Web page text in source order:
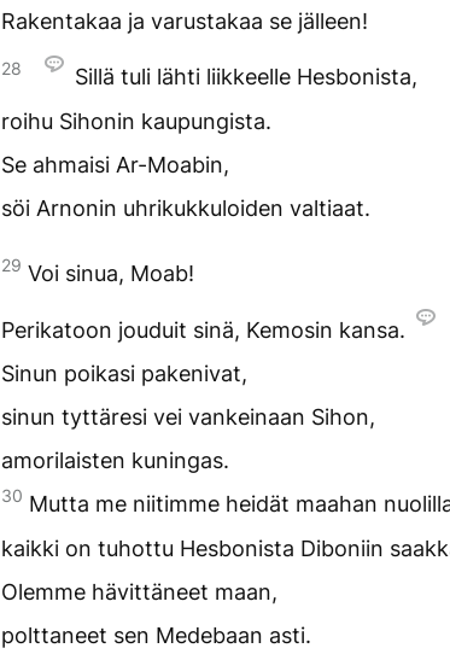
Rakentakaa ja varustakaa se jälleen!
28
Sillä tuli lähti liikkeelle Hesbonista,
roihu Sihonin kaupungista.
Se ahmaisi Ar-Moabin,
söi Arnonin uhrikukkuloiden valtiaat.
29 Voi sinua, Moab!
Perikatoon jouduit sinä, Kemosin kansa.
Sinun poikasi pakenivat,
sinun tyttäresi vei vankeinaan Sihon,
amorilaisten kuningas.
30 Mutta me niitimme heidät maahan
kaikki on tuhottu Hesbonista Diboniin
Olemme hävittäneet maan,
polttaneet sen Medebaan asti.